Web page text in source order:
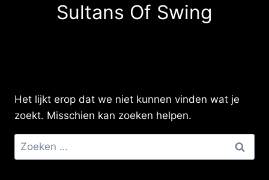
Sultans Of Swing
Het lijkt erop dat we niet kunnen vinden wat je
zoekt. Misschien kan zoeken helpen.
Zoeken
naar: